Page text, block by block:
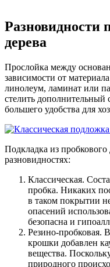
Разновидности
дерева
Прослойка между
зависимости от
линолеум, ламинат или
стелить
большего удобства для
Подкладка из пробкового
разновидностях:
Классическая.
пробка. Никаких
в таком покрытии
опасений
безопасна и
Резино-пробковая.
крошки добавлен
вещества.
природного